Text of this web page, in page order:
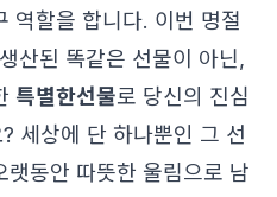
역할을 합니다. 이번 명절
산된 똑같은 선물이 아닌,
특별한선물로 당신의 진심
세상에 단 하나뿐인 그 선
동안 따뜻한 울림으로 남